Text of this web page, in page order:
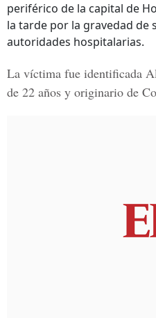
periférico de la capital de
la tarde por la gravedad de
autoridades hospitalarias.
La víctima fue identificada
de 22 años y originario de